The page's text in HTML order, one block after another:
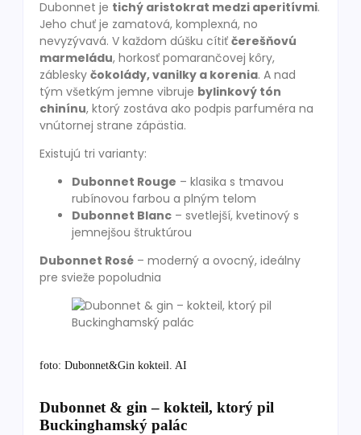
Dubonnet je tichý aristokrat medzi aperitívmi.
Jeho chuť je zamatová, komplexná, no
nevyzývavá. V každom dúšku cítiť čerešňovú
marmeládu, horkosť pomarančovej kôry,
záblesky čokolády, vanilky a korenia. A nad
tým všetkým jemne vibruje bylinkový tón
chinínu, ktorý zostáva ako podpis parfuméra na
vnútornej strane zápästia.
Existujú tri varianty:
Dubonnet Rouge – klasika s tmavou
rubínovou farbou a plným telom
Dubonnet Blanc – svetlejší, kvetinový s
jemnejšou štruktúrou
Dubonnet Rosé – moderný a ovocný, ideálny
pre svieže popoludnia
foto: Dubonnet&Gin kokteil. AI
Dubonnet & gin – kokteil, ktorý pil
Buckinghamský palác